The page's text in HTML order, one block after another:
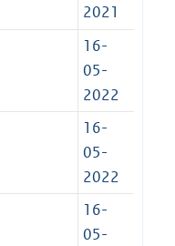
2021
16-
05-
2022
16-
05-
2022
16-
05-